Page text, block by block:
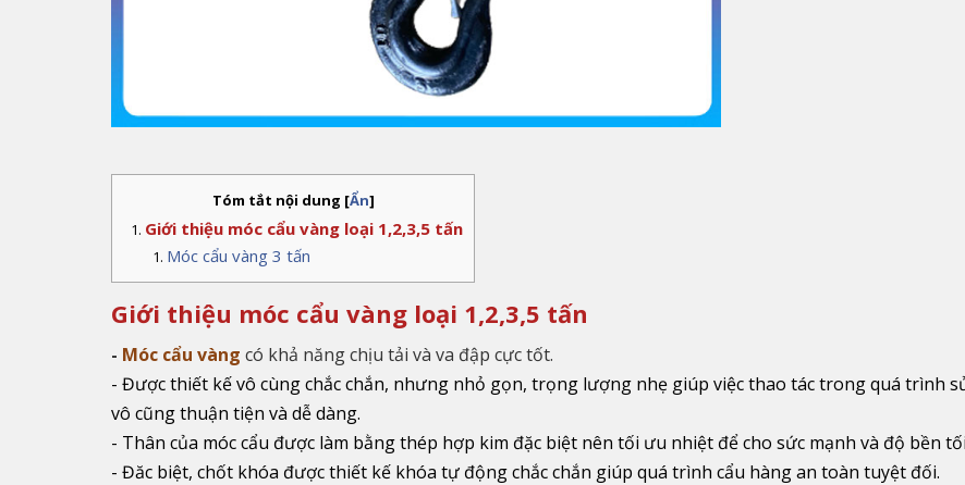
Tóm tắt nội dung [Ẩn]
Giới thiệu móc cẩu vàng loại 1,2,3,5 tấn
Móc cẩu vàng 3 tấn
Giới thiệu móc cẩu vàng loại 1,2,3,5 tấn
- Móc cẩu vàng có khả năng chịu tải và va đập cực tốt.
- Được thiết kế vô cùng chắc chắn, nhưng nhỏ gọn, trọng lượng nhẹ giúp việc thao tác trong quá trình
vô cũng thuận tiện và dễ dàng.
- Thân của móc cẩu được làm bằng thép hợp kim đặc biệt nên tối ưu nhiệt để cho sức mạnh và độ bền
- Đăc biệt, chốt khóa được thiết kế khóa tự động chắc chắn giúp quá trình cẩu hàng an toàn tuyệt đối.